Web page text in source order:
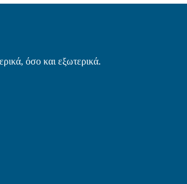
όσο και εξωτερικά.